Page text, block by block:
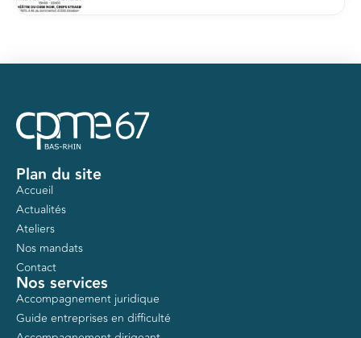
Plan du site
Accueil
Actualités
Ateliers
Nos mandats
Contact
Nos services
Accompagnement juridique
Guide entreprises en difficulté